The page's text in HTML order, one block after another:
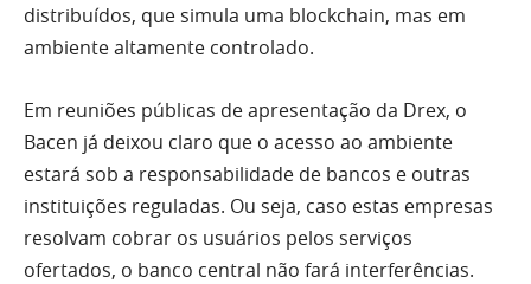
distribuídos, que simula uma blockchain, mas em
ambiente altamente controlado.
Em reuniões públicas de apresentação da Drex, o
Bacen já deixou claro que o acesso ao ambiente
estará sob a responsabilidade de bancos e outras
instituições reguladas. Ou seja, caso estas empresas
resolvam cobrar os usuários pelos serviços
ofertados, o banco central não fará interferências.